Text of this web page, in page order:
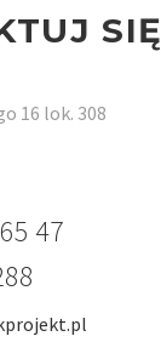
SIĘ
16 lok. 308
47